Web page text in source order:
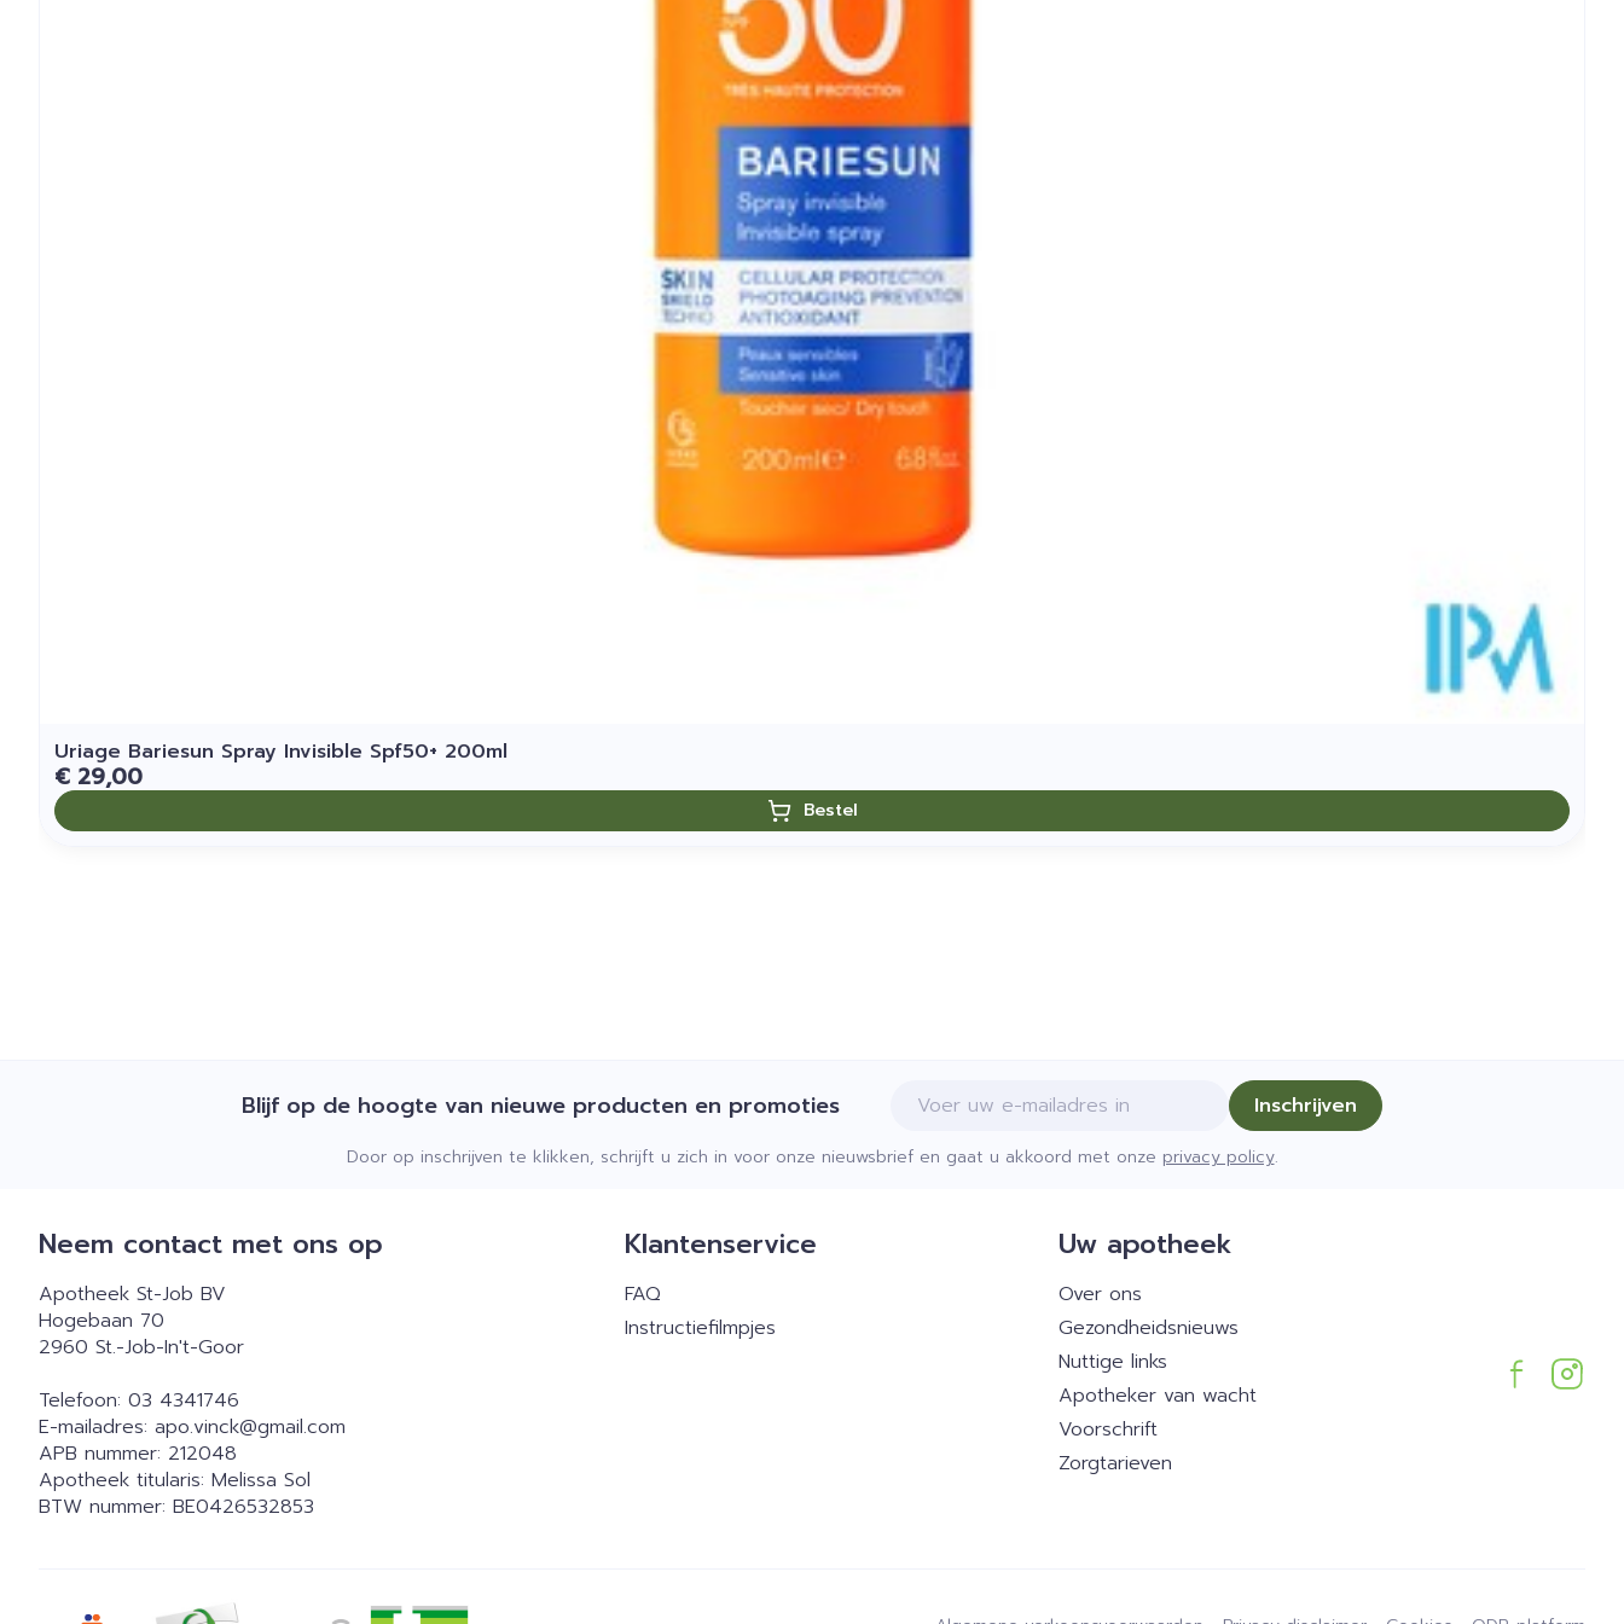
Uriage Bariesun Spray Invisible Spf50+ 200ml
€ 29,00
Bestel
Blijf op de hoogte van nieuwe producten en promoties E-mail adres Inschrijven
Door op inschrijven te klikken, schrijft u zich in voor onze nieuwsbrief en gaat u akkoord met onze privacy policy.
Neem contact met ons op
Apotheek St-Job BV
Hogebaan 70
2960 St.-Job-In't-Goor
Telefoon: 03 4341746
E-mailadres: apo.vinck@gmail.com
APB nummer: 212048
Apotheek titularis: Melissa Sol
BTW nummer: BE0426532853
Klantenservice
FAQ
Instructiefilmpjes
Uw apotheek
Over ons
Gezondheidsnieuws
Nuttige links
Apotheker van wacht
Voorschrift
Zorgtarieven